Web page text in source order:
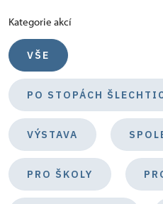
Kategorie akcí
VŠE
PO STOPÁCH
VÝSTAVA
PRO ŠKOLY